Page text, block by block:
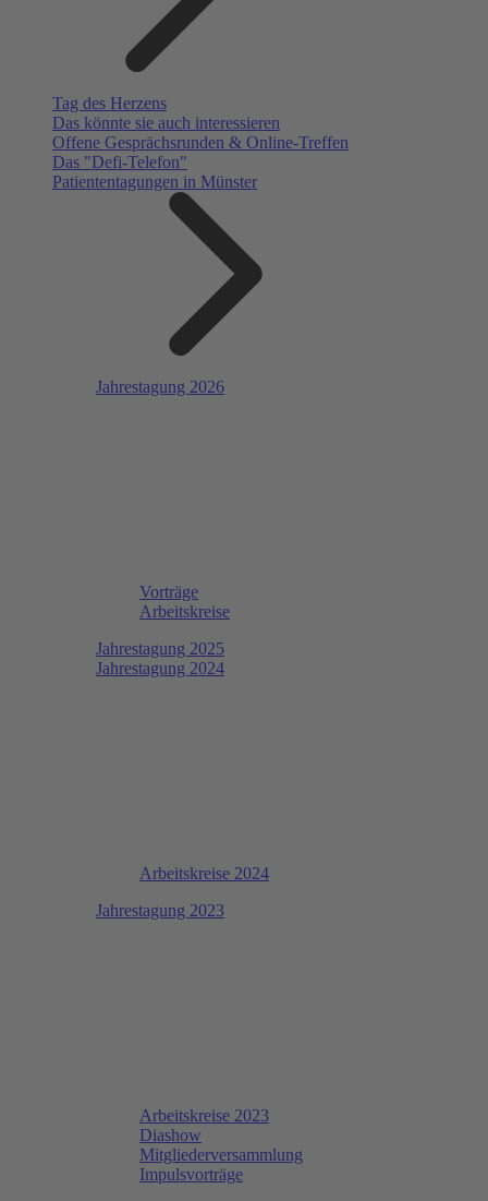
Tag des Herzens
Das könnte sie auch interessieren
Offene Gesprächsrunden & Online-Treffen
Das "Defi-Telefon"
Patiententagungen in Münster
Jahrestagung 2026
Vorträge
Arbeitskreise
Jahrestagung 2025
Jahrestagung 2024
Arbeitskreise 2024
Jahrestagung 2023
Arbeitskreise 2023
Diashow
Mitgliederversammlung
Impulsvorträge